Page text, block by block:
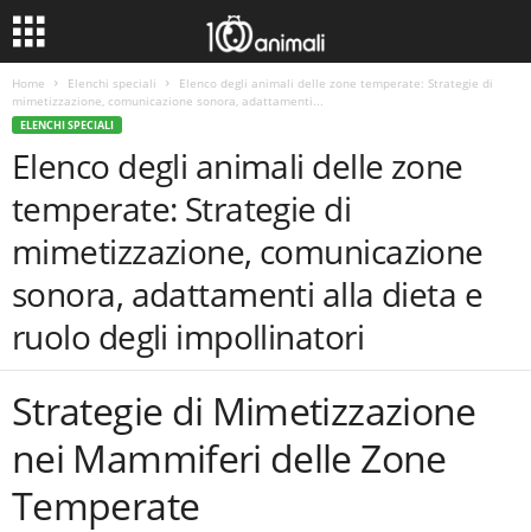
Home Elenchi speciali
Elenco degli animali delle zone temperate: Strategie di
mimetizzazione, comunicazione sonora, adattamenti...
ELENCHI SPECIALI
Elenco degli animali delle zone
temperate: Strategie di
mimetizzazione, comunicazione
sonora, adattamenti alla dieta e
ruolo degli impollinatori
Strategie di Mimetizzazione
nei Mammiferi delle Zone
Temperate